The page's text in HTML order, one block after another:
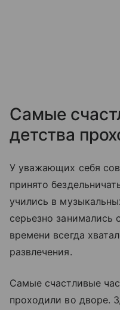
Самые
детства
У уважающих себя
принято
учились в
серьезно занимались
времени всегда
развлечения.
Самые счастливые
проходили во дворе.